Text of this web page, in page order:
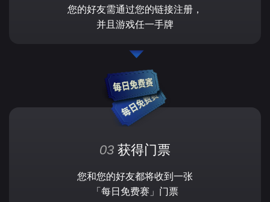
您的好友需通过您的链接注册，
并且游戏任一手牌
03 获得门票
您和您的好友都将收到一张
「每日免费赛」门票